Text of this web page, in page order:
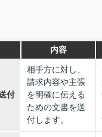
内容
付
相手方に対し、
請求内容や主張
を明確に伝える
ための文書を送
付します。